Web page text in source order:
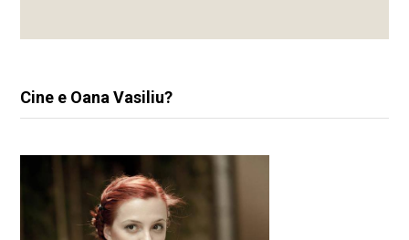
Cine e Oana Vasiliu?